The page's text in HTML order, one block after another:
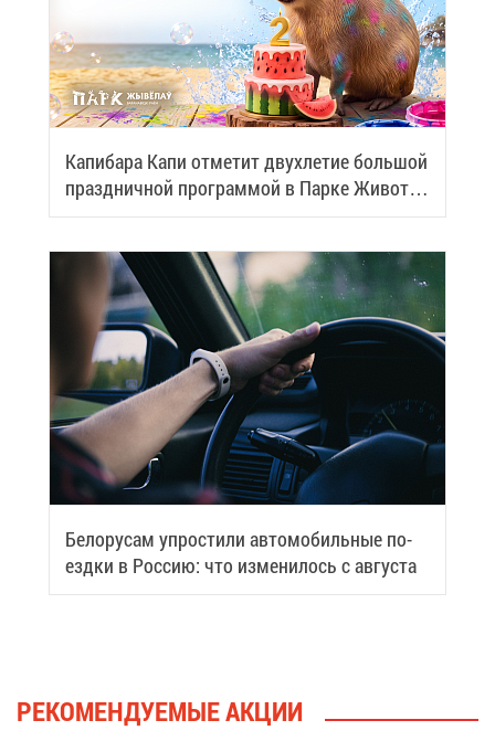
Ка­пи­ба­ра Ка­пи от­ме­тит двух­ле­тие боль­шой
празд­нич­ной про­грам­мой в Пар­ке Жи­вот­
ных
Бе­ло­ру­сам упро­сти­ли ав­то­мо­биль­ные по­
езд­ки в Рос­сию: что из­ме­ни­лось с ав­гу­ста
РЕ­КО­МЕН­ДУ­Е­МЫЕ АК­ЦИИ